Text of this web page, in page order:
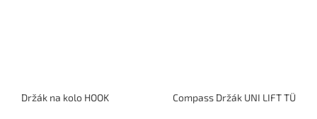
Držák na kolo HOOK Compass Držák UNI LIFT TÜV/